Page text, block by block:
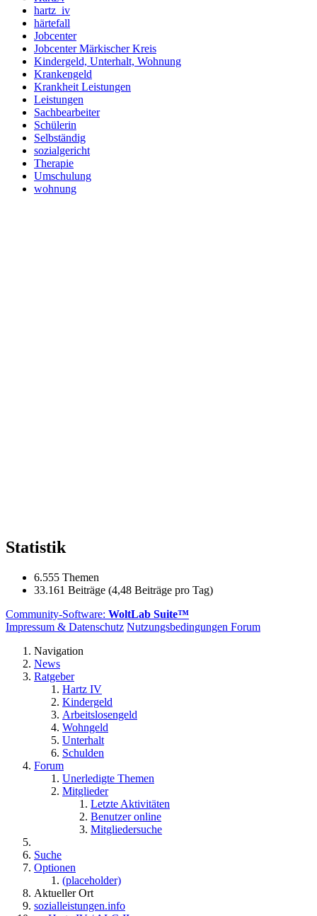
hartz_iv
härtefall
Jobcenter
Jobcenter Märkischer Kreis
Kindergeld, Unterhalt, Wohnung
Krankengeld
Krankheit Leistungen
Leistungen
Sachbearbeiter
Schülerin
Selbständig
sozialgericht
Therapie
Umschulung
wohnung
Statistik
6.555 Themen
33.161 Beiträge (4,48 Beiträge pro Tag)
Community-Software: WoltLab Suite™
Impressum & Datenschutz Nutzungsbedingungen Forum
Navigation
News
Ratgeber
Hartz IV
Kindergeld
Arbeitslosengeld
Wohngeld
Unterhalt
Schulden
Forum
Unerledigte Themen
Mitglieder
Letzte Aktivitäten
Benutzer online
Mitgliedersuche
Suche
Optionen
(placeholder)
Aktueller Ort
sozialleistungen.info